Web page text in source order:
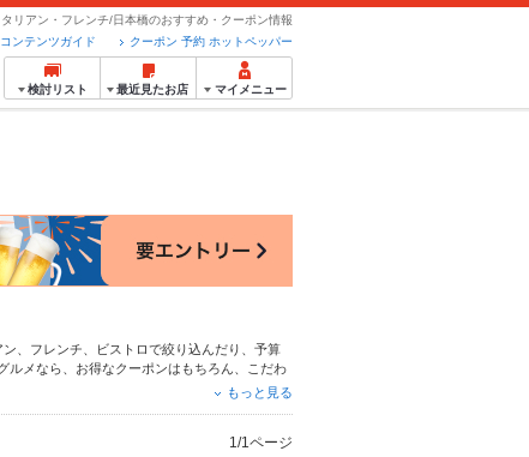
タリアン・フレンチ/日本橋のおすすめ・クーポン情報
クーポン 予約 ホットペッパー
コンテンツガイド
検討リスト 最近見たお店 マイメニュー
ン フレンチ ビストロで絞り込んだり、予算
ルメなら、お得なクーポンはもちろん、こだわ
紹介しているので安心！24時間使える簡単便利
もっと見る
1/1ページ